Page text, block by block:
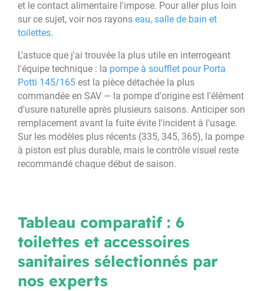
et le contact alimentaire l'impose. Pour aller plus loin
sur ce sujet, voir nos rayons eau, salle de bain et
toilettes.
L'astuce que j'ai trouvée la plus utile en interrogeant
l'équipe technique : la pompe à soufflet pour Porta
Potti 145/165 est la pièce détachée la plus
commandée en SAV — la pompe d'origine est l'élément
d'usure naturelle après plusieurs saisons. Anticiper son
remplacement avant la fuite évite l'incident à l'usage.
Sur les modèles plus récents (335, 345, 365), la pompe
à piston est plus durable, mais le contrôle visuel reste
recommandé chaque début de saison.
Tableau comparatif : 6
toilettes et accessoires
sanitaires sélectionnés par
nos experts